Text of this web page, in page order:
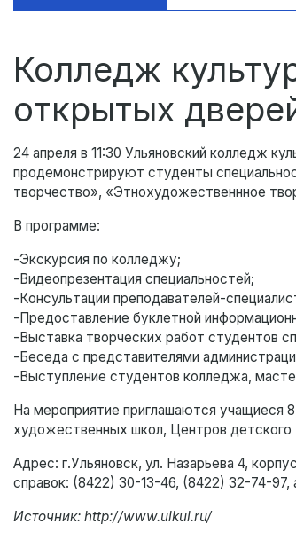
Колледж
открытых
24 апреля в 11:30 Ульяновский колледж
продемонстрируют студенты
творчество», «Этнохудожественнное
В программе:
-Экскурсия по колледжу;
-Видеопрезентация специальностей;
-Консультации преподавателей-
-Предоставление буклетной
-Выставка творческих работ студентов
-Беседа с представителями
-Выступление студентов колледжа,
На мероприятие приглашаются учащиеся
художественных школ, Центров
Адрес: г.Ульяновск, ул. Назарьева 4,
справок: (8422) 30-13-46, (8422) 32-74-97,
Источник: http://www.ulkul.ru/